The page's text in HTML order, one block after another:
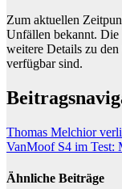
Zum aktuellen
Unfällen bekannt.
weitere Details zu
verfügbar sind.
Thomas Melchior
VanMoof S4 im Test:
Ähnliche Beiträge